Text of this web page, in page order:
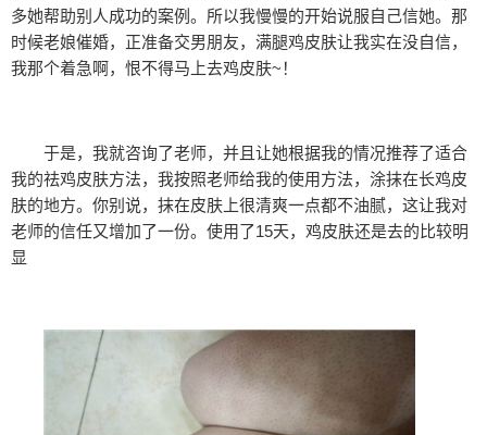
多她帮助别人成功的案例。所以我慢慢的开始说服自己信她。那
时候老娘催婚，正准备交男朋友，满腿鸡皮肤让我实在没自信，
我那个着急啊，恨不得马上去鸡皮肤~！
于是，我就咨询了老师，并且让她根据我的情况推荐了适合
我的祛鸡皮肤方法，我按照老师给我的使用方法，涂抹在长鸡皮
肤的地方。你别说，抹在皮肤上很清爽一点都不油腻，这让我对
老师的信任又增加了一份。使用了15天，鸡皮肤还是去的比较明
显